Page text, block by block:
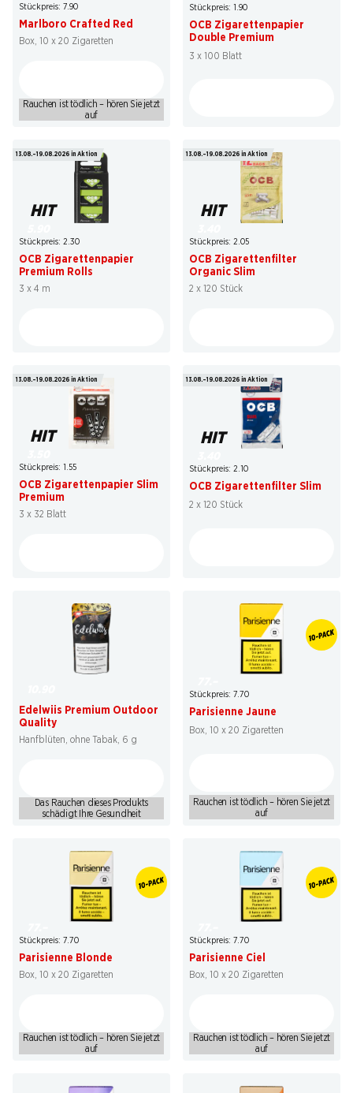
Stückpreis: 7.90
Marlboro Crafted Red
Box, 10 x 20 Zigaretten
Rauchen ist tödlich – hören Sie jetzt
auf
Stückpreis: 1.90
OCB Zigarettenpapier
Double Premium
3 x 100 Blatt
13.08.–19.08.2026 in Aktion
HIT
Stückpreis: 2.30
OCB Zigarettenpapier
Premium Rolls
3 x 4 m
13.08.–19.08.2026 in Aktion
HIT
Stückpreis: 2.05
OCB Zigarettenfilter
Organic Slim
2 x 120 Stück
13.08.–19.08.2026 in Aktion
HIT
Stückpreis: 1.55
OCB Zigarettenpapier Slim
Premium
3 x 32 Blatt
13.08.–19.08.2026 in Aktion
HIT
Stückpreis: 2.10
OCB Zigarettenfilter Slim
2 x 120 Stück
Edelwiis Premium Outdoor
Quality
Hanfblüten, ohne Tabak, 6 g
Das Rauchen dieses Produkts
schädigt Ihre Gesundheit
Stückpreis: 7.70
Parisienne Jaune
Box, 10 x 20 Zigaretten
Rauchen ist tödlich – hören Sie jetzt
auf
Stückpreis: 7.70
Parisienne Blonde
Box, 10 x 20 Zigaretten
Rauchen ist tödlich – hören Sie jetzt
auf
Stückpreis: 7.70
Parisienne Ciel
Box, 10 x 20 Zigaretten
Rauchen ist tödlich – hören Sie jetzt
auf